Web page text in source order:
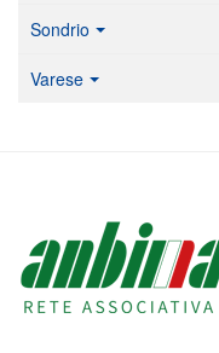
Sondrio
Varese